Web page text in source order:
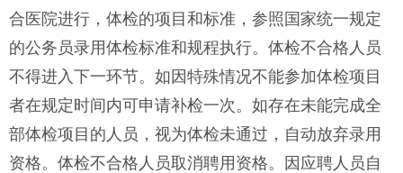
合医院进行，体检的项目和标准，参照国家统一规定
的公务员录用体检标准和规程执行。体检不合格人员
不得进入下一环节。如因特殊情况不能参加体检项目
者在规定时间内可申请补检一次。如存在未能完成全
部体检项目的人员，视为体检未通过，自动放弃录用
资格。体检不合格人员取消聘用资格。因应聘人员自